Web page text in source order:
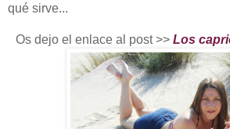
qué sirve...
Os dejo el enlace al post >> Los